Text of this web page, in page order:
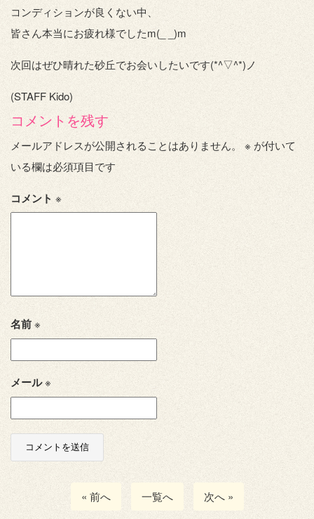
コンディションが良くない中、
皆さん本当にお疲れ様でしたm(_ _)m
次回はぜひ晴れた砂丘でお会いしたいです(*^▽^*)ノ
(STAFF Kido)
コメントを残す
メールアドレスが公開されることはありません。 ※ が付いて
いる欄は必須項目です
コメント ※
名前※
メール※
« 前へ 一覧へ 次へ »